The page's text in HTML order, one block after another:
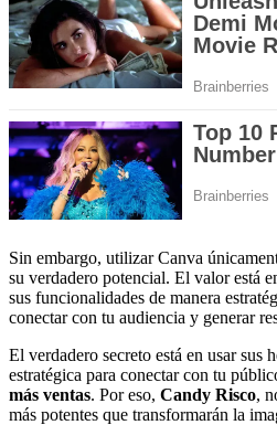
Sin embargo, utilizar Canva
su verdadero potencial. El valor está
sus funcionalidades de manera
conectar con tu audiencia y generar
El verdadero secreto está en usar sus
estratégica para conectar con tu
más ventas. Por eso, Candy Risco,
más potentes que transformarán la